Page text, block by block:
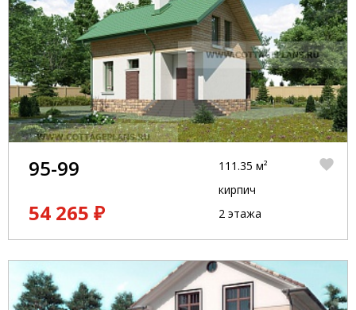
95-99
54 265 ₽
111.35 м²
кирпич
2 этажа